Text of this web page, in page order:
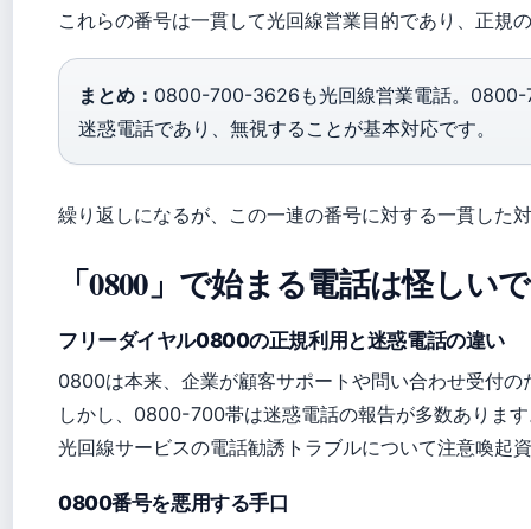
これらの番号は一貫して光回線営業目的であり、正規
まとめ： 0800-700-3626も光回線営業電話。0800-
迷惑電話であり、無視することが基本対応です。
繰り返しになるが、この一連の番号に対する一貫した
「0800」で始まる電話は怪しい
フリーダイヤル0800の正規利用と迷惑電話の違い
0800は本来、企業が顧客サポートや問い合わせ受付
しかし、0800-700帯は迷惑電話の報告が多数ありま
光回線サービスの電話勧誘トラブルについて注意喚起
0800番号を悪用する手口